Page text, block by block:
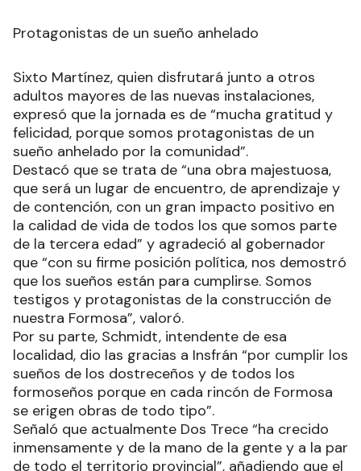
Protagonistas de un sueño anhelado
Sixto Martínez, quien disfrutará junto a otros
adultos mayores de las nuevas instalaciones,
expresó que la jornada es de “mucha gratitud y
felicidad, porque somos protagonistas de un
sueño anhelado por la comunidad”.
Destacó que se trata de “una obra majestuosa,
que será un lugar de encuentro, de aprendizaje y
de contención, con un gran impacto positivo en
la calidad de vida de todos los que somos parte
de la tercera edad” y agradeció al gobernador
que “con su firme posición política, nos demostró
que los sueños están para cumplirse. Somos
testigos y protagonistas de la construcción de
nuestra Formosa”, valoró.
Por su parte, Schmidt, intendente de esa
localidad, dio las gracias a Insfrán “por cumplir los
sueños de los dostreceños y de todos los
formoseños porque en cada rincón de Formosa
se erigen obras de todo tipo”.
Señaló que actualmente Dos Trece “ha crecido
inmensamente y de la mano de la gente y a la par
de todo el territorio provincial”, añadiendo que el